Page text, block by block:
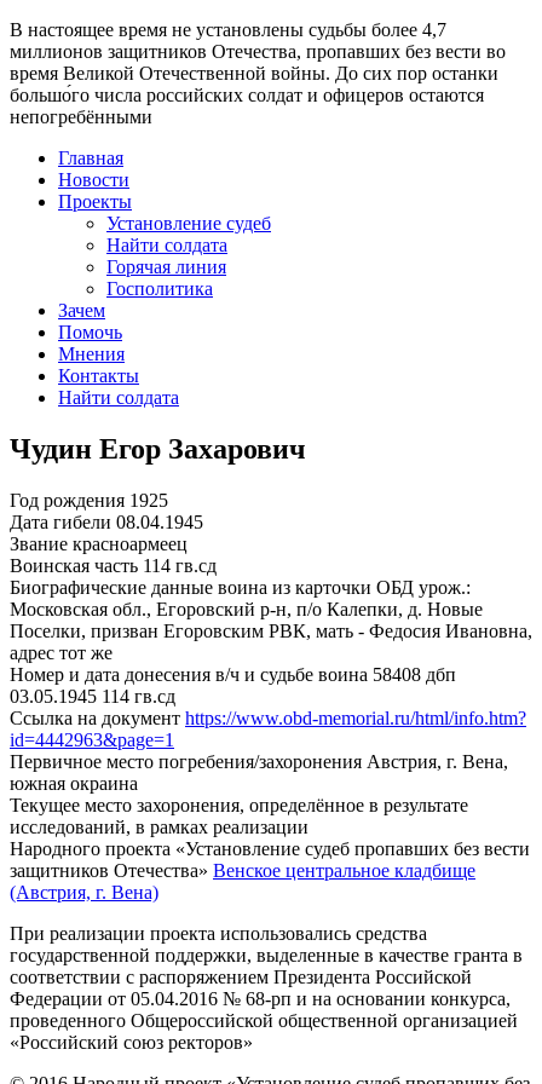
В настоящее время не установлены судьбы более 4,7
миллионов защитников Отечества, пропавших без вести во
время Великой Отечественной войны. До сих пор останки
большо́го числа российских солдат и офицеров остаются
непогребёнными
Главная
Новости
Проекты
Установление судеб
Найти солдата
Горячая линия
Госполитика
Зачем
Помочь
Мнения
Контакты
Найти солдата
Чудин Егор Захарович
Год рождения 1925
Дата гибели 08.04.1945
Звание красноармеец
Воинская часть 114 гв.сд
Биографические данные воина из карточки ОБД урож.:
Московская обл., Егоровский р-н, п/о Калепки, д. Новые
Поселки, призван Егоровским РВК, мать - Федосия Ивановна,
адрес тот же
Номер и дата донесения в/ч и судьбе воина 58408 дбп
03.05.1945 114 гв.сд
Ссылка на документ https://www.obd-memorial.ru/html/info.htm?
id=4442963&page=1
Первичное место погребения/захоронения Австрия, г. Вена,
южная окраина
Текущее место захоронения, определённое в результате
исследований, в рамках реализации
Народного проекта «Установление судеб пропавших без вести
защитников Отечества» Венское центральное кладбище
(Австрия, г. Вена)
При реализации проекта использовались средства
государственной поддержки, выделенные в качестве гранта в
соответствии с распоряжением Президента Российской
Федерации от 05.04.2016 № 68-рп и на основании конкурса,
проведенного Общероссийской общественной организацией
«Российский союз ректоров»